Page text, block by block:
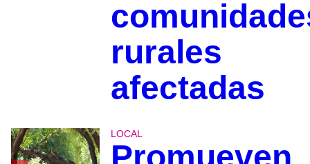
rurales
afectadas
LOCAL